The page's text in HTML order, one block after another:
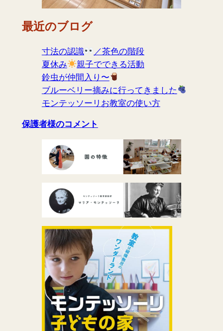
最近のブログ
寸法の認識
／茶色の階段
夏休み
親子でできる活動
鈴虫が仲間入り〜
ブルーベリー摘みに行ってきました
モンテッソーリお教室の使い方
保護者様のコメント